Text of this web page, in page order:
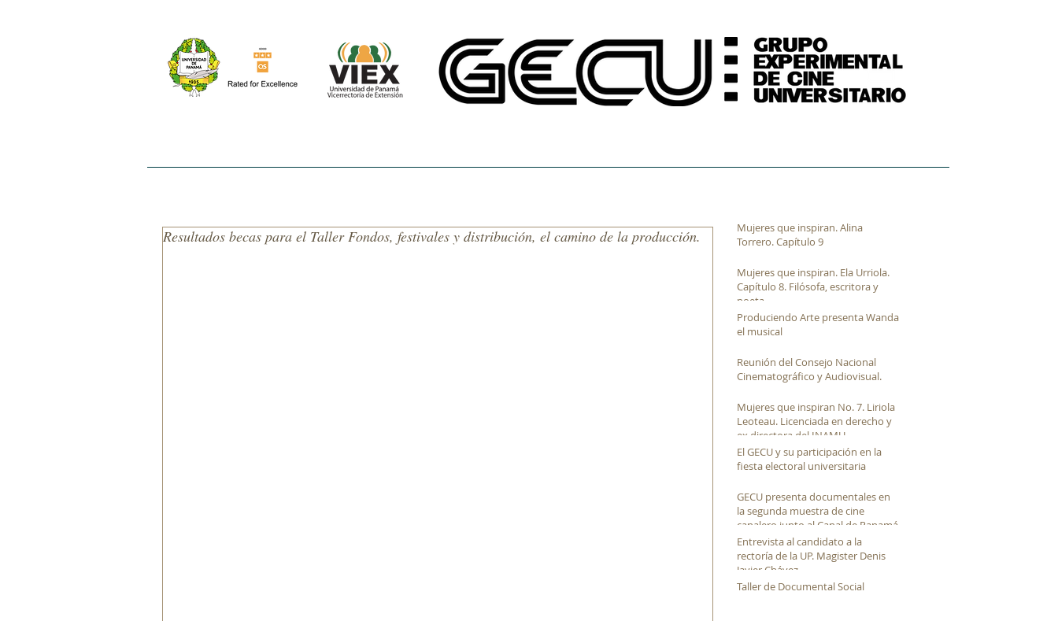
Resultados becas para el Taller Fondos, festivales y distribución, el camino de la producción.
Mujeres que inspiran. Alina
Torrero. Capítulo 9
Mujeres que inspiran. Ela Urriola.
Capítulo 8. Filósofa, escritora y
poeta
Produciendo Arte presenta Wanda
el musical
Reunión del Consejo Nacional
Cinematográfico y Audiovisual.
Mujeres que inspiran No. 7. Liriola
Leoteau. Licenciada en derecho y
ex directora del INAMU
El GECU y su participación en la
fiesta electoral universitaria
GECU presenta documentales en
la segunda muestra de cine
canalero junto al Canal de Panamá
Entrevista al candidato a la
rectoría de la UP. Magister Denis
Javier Chávez
Taller de Documental Social